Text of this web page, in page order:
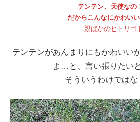
テンテン、天使なの
だからこんなにかわい
…親ばかのヒトリ
テンテンがあんまりにもかわいい
よ…と、言い張りたい
そういうわけでは